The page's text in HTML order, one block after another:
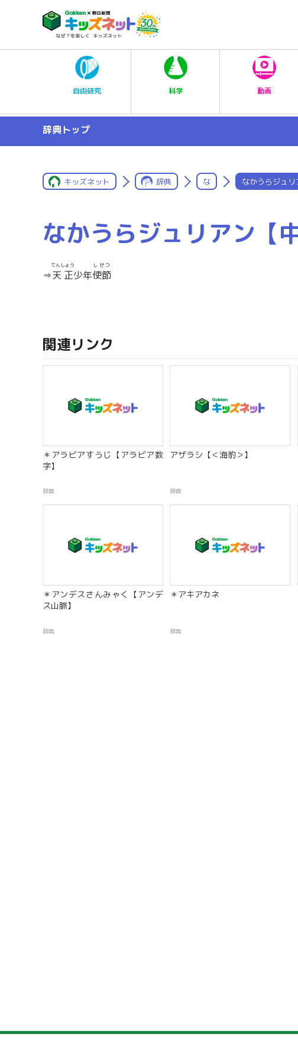
自由研究 科学 動画
辞典トップ
キッズネット 辞典 な なかうらジュリ
なかうらジュリアン【
⇒天正
てんしょう
少年使節
しせつ
関連リンク
＊アラビアすうじ【アラビア数
字】
辞典
アザラシ【＜海豹＞】
辞典
＊アンデスさんみゃく【アンデ
ス山脈】
辞典
＊アキアカネ
辞典